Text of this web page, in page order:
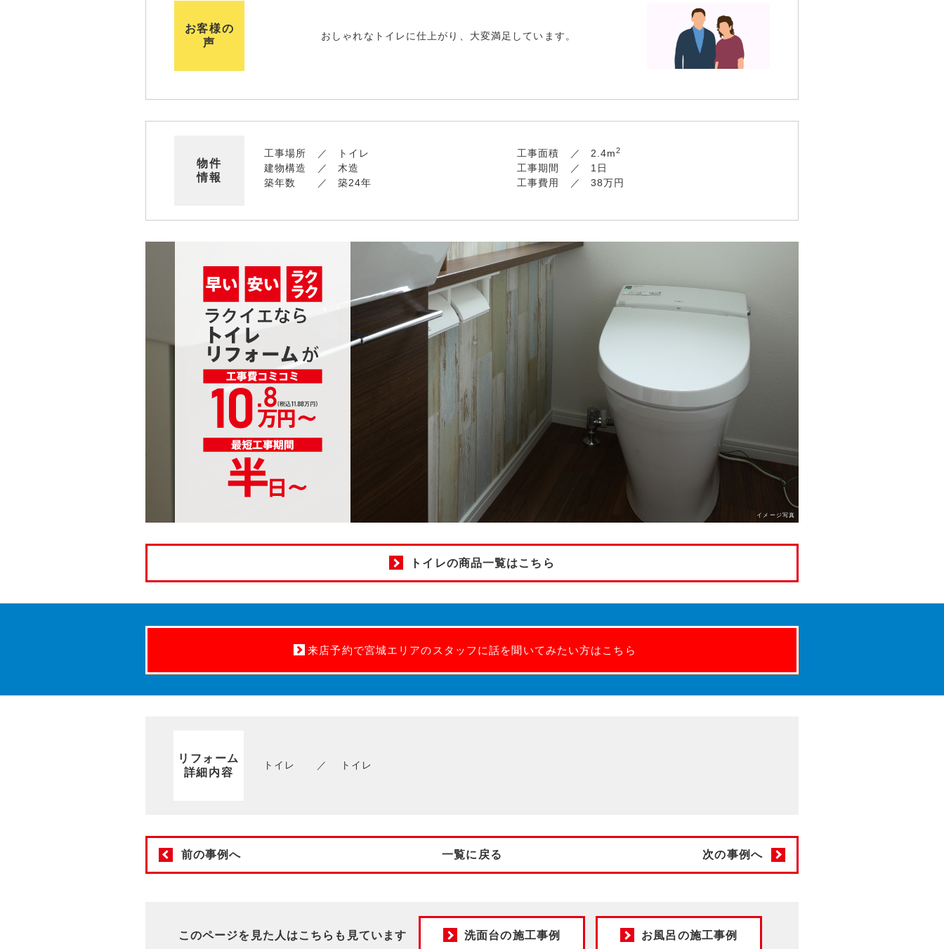
お客様の
声
おしゃれなトイレに仕上がり、大変満足しています。
物件
情報
工事場所
トイレ
建物構造
木造
築年数
築24年
工事面積 2.4m2
工事期間
1日
工事費用
38万円
イメージ写真
トイレの商品一覧はこちら
来店予約で宮城エリアのスタッフに話を聞いてみたい方はこちら
リフォーム
詳細内容
トイレ トイレ
前の事例へ 一覧に戻る 次の事例へ
このページを見た人はこちらも見ています 洗面台の施工事例 お風呂の施工事例